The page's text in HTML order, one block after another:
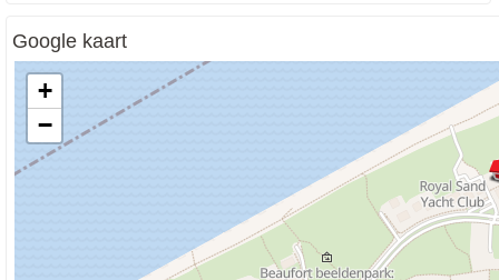
Google kaart
+
−